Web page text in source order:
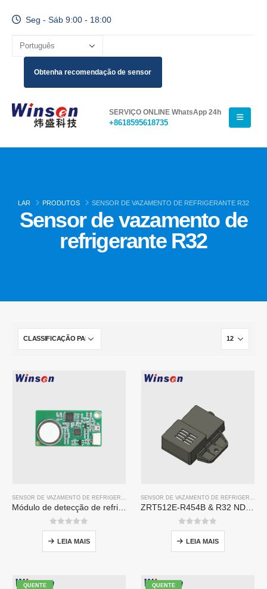
Seg - Sáb 9:00 - 18:00
Obtenha recomendação de sensor
SERVIÇO ONLINE WhatsApp 24h
+8618595618735
LAR PRODUTOS SENSOR DE VAZAMENTO DE REFRIGERANTE R32
Sensor de vazamento de
refrigerante R32
, ASSIM,SENSOR DE VAZAMENTO DE
0fora de 5
LEIA MAIS
0fora de 5
LEIA MAIS
QUENTE QUENTE